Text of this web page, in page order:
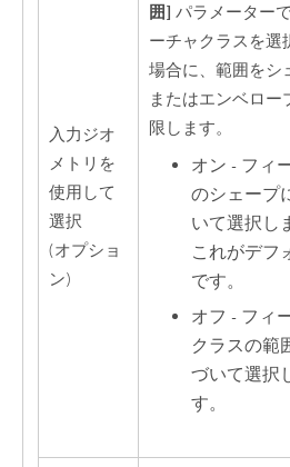
入力ジオ
メトリを
使用して
選択
(オプショ
ン)
囲] パラメーター
ーチャクラスを選
場合に、範囲をシ
またはエンベロー
限します。
オン - フィ
のシェープ
いて選択し
これがデフ
です。
オフ - フィ
クラスの範
づいて選択
す。